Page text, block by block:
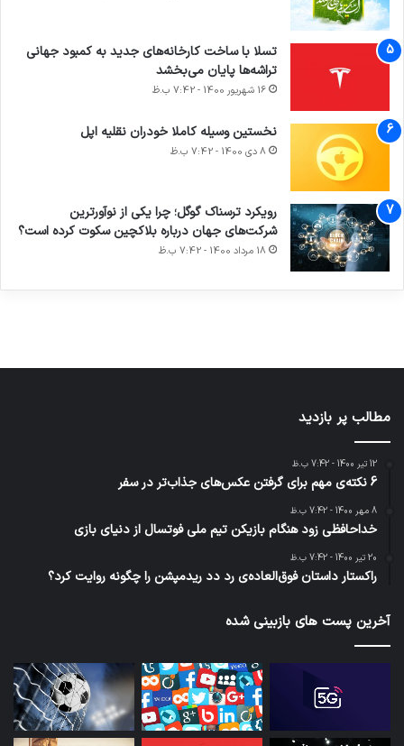
تسلا با ساخت کارخانه‌های جدید به کمبود جهانی
تراشه‌ها پایان می‌بخشد
16 شهریور 1400 - 7:42 ب.ظ
نخستین وسیله کاملا خودران نقلیه اپل
8 دی 1400 - 7:42 ب.ظ
رویکرد ترسناک گوگل؛ چرا یکی از نوآورترین
شرکت‌های جهان درباره بلاکچین سکوت کرده است؟
18 مرداد 1400 - 7:42 ب.ظ
آماده
برای
کشف
توسط
ژاکت
ی سفر
مجازی
…
توسط
ژاکت
ساعت
هوشمند
توسط
با طعم
های
2023
مطالب پر بازدید
12 تیر 1400 - 7:42 ب.ظ
6 نکته‌ی مهم برای گرفتن عکس‌های جذاب‌تر در سفر
8 مهر 1400 - 7:42 ب.ظ
خداحافظی زود هنگام بازیکن تیم ملی فوتسال از دنیای بازی
20 تیر 1400 - 7:42 ب.ظ
راکستار داستان فوق‌العاده‌ی رد دد ریدمپشن را چگونه روایت کرد؟
آخرین پست های بازبینی شده